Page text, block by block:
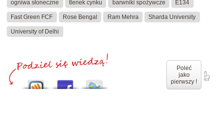
ogniwa słoneczne tlenek cynku barwniki spożywcze E134
Fast Green FCF Rose Bengal Ram Mehra Sharda University
University of Delhi
Poleć
jako
pierwszy !